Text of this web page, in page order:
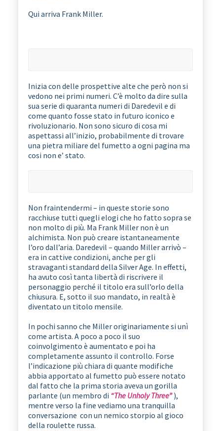
Qui arriva Frank Miller.
Inizia con delle prospettive alte che però non si
vedono nei primi numeri. C’è molto da dire sulla
sua serie di quaranta numeri di Daredevil e di
come quanto fosse stato in futuro iconico e
rivoluzionario. Non sono sicuro di cosa mi
aspettassi all’inizio, probabilmente di trovare
una pietra miliare del fumetto a ogni pagina ma
cosi non e’ stato.
Non fraintendermi – in queste storie sono
racchiuse tutti quegli elogi che ho fatto sopra se
non molto di più. Ma Frank Miller non è un
alchimista. Non può creare istantaneamente
l’oro dall’aria. Daredevil – quando Miller arrivò –
era in cattive condizioni, anche per gli
stravaganti standard della Silver Age. In effetti,
ha avuto così tanta libertà di riscrivere il
personaggio perché il titolo era sull’orlo della
chiusura. E, sotto il suo mandato, in realtà è
diventato un titolo mensile.
In pochi sanno che Miller originariamente si unì
come artista. A poco a poco il suo
coinvolgimento è aumentato e poi ha
completamente assunto il controllo. Forse
l’indicazione più chiara di quante modifiche
abbia apportato al fumetto può essere notato
dal fatto che la prima storia aveva un gorilla
parlante (un membro di “The Unholy Three”),
mentre verso la fine vediamo una tranquilla
conversazione con un nemico storpio al gioco
della roulette russa.